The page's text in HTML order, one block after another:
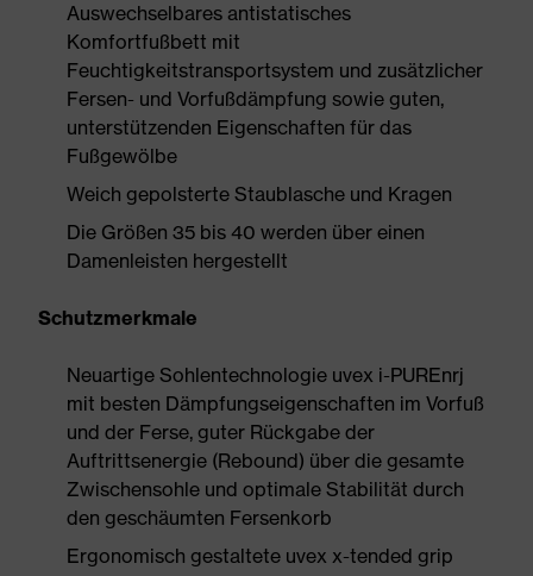
Auswechselbares antistatisches
Komfortfußbett mit
Feuchtigkeitstransportsystem und zusätzlicher
Fersen- und Vorfußdämpfung sowie guten,
unterstützenden Eigenschaften für das
Fußgewölbe
Weich gepolsterte Staublasche und Kragen
Die Größen 35 bis 40 werden über einen
Damenleisten hergestellt
Schutzmerkmale
Neuartige Sohlentechnologie uvex i-PUREnrj
mit besten Dämpfungseigenschaften im Vorfuß
und der Ferse, guter Rückgabe der
Auftrittsenergie (Rebound) über die gesamte
Zwischensohle und optimale Stabilität durch
den geschäumten Fersenkorb
Ergonomisch gestaltete uvex x-tended grip